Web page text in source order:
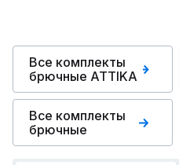
Все комплекты
брючные ATTIKA
Все комплекты
брючные